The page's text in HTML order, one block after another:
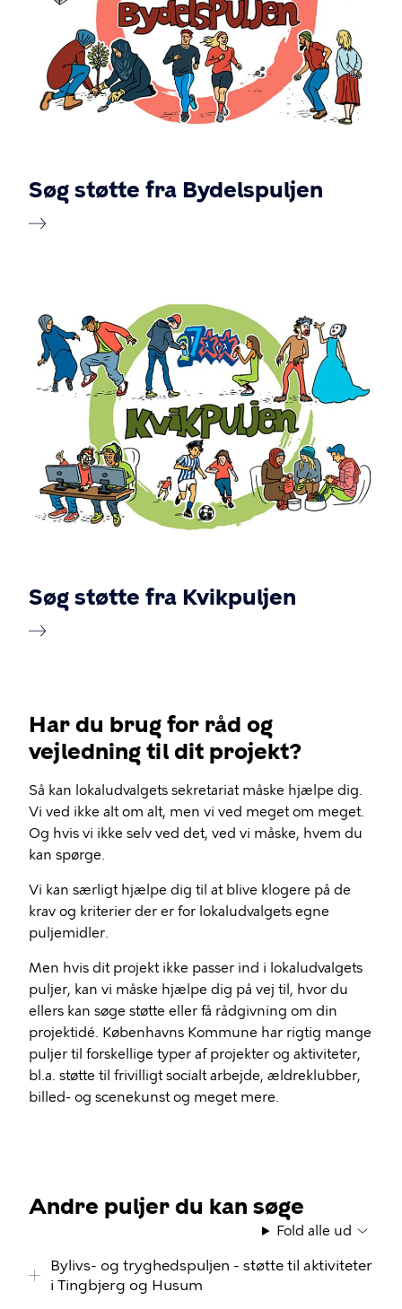
Søg støtte fra Bydelspuljen
Søg støtte fra Kvikpuljen
Har du brug for råd og
vejledning til dit projekt?
Så kan lokaludvalgets sekretariat måske hjælpe dig.
Vi ved ikke alt om alt, men vi ved meget om meget.
Og hvis vi ikke selv ved det, ved vi måske, hvem du
kan spørge.
Vi kan særligt hjælpe dig til at blive klogere på de
krav og kriterier der er for lokaludvalgets egne
puljemidler.
Men hvis dit projekt ikke passer ind i lokaludvalgets
puljer, kan vi måske hjælpe dig på vej til, hvor du
ellers kan søge støtte eller få rådgivning om din
projektidé. Københavns Kommune har rigtig mange
puljer til forskellige typer af projekter og aktiviteter,
bl.a. støtte til frivilligt socialt arbejde, ældreklubber,
billed- og scenekunst og meget mere.
Andre puljer du kan søge
Fold alle ud
Bylivs- og tryghedspuljen - støtte til aktiviteter
i Tingbjerg og Husum